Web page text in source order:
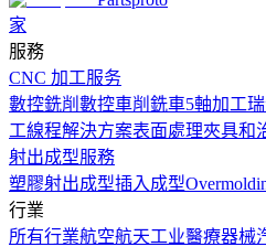
家
服務
CNC 加工服务
數控銑削 數控車削 銑車5軸加工
工線程解決方案表面處理夾具和
射出成型服務
塑膠射出成型插入成型
行業
所有行業航空航天工业醫療器械